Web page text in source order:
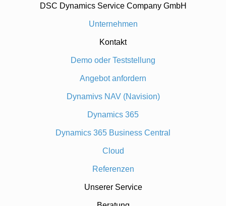
DSC Dynamics Service Company GmbH
Unternehmen
Kontakt
Demo oder Teststellung
Angebot anfordern
Dynamivs NAV (Navision)
Dynamics 365
Dynamics 365 Business Central
Cloud
Referenzen
Unserer Service